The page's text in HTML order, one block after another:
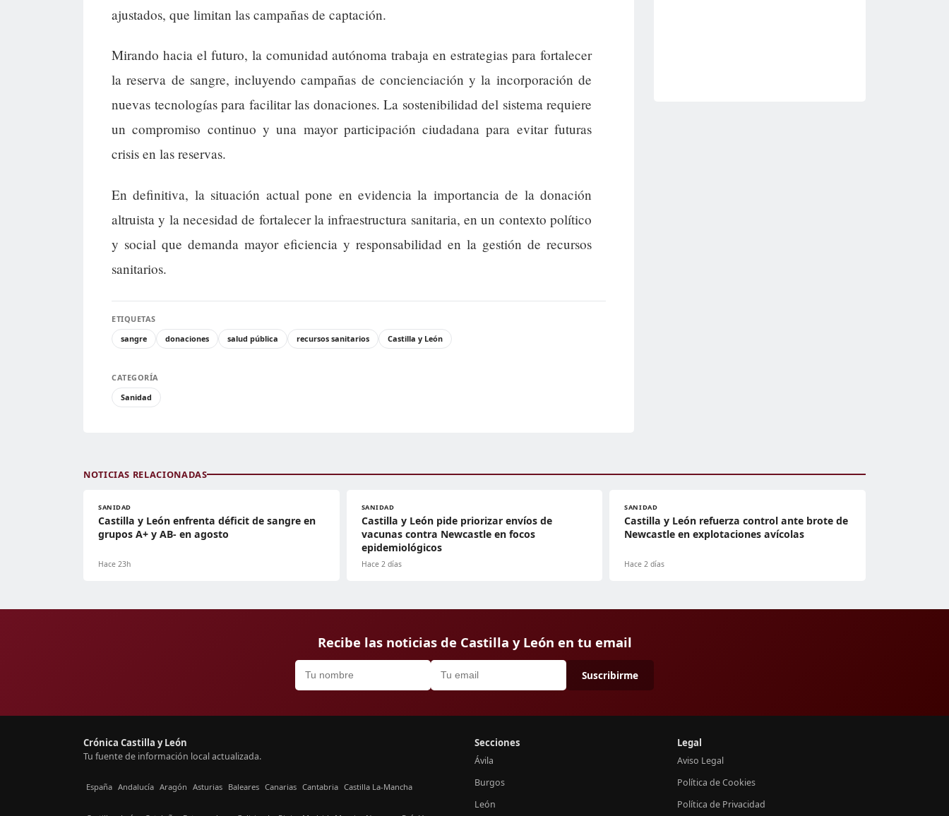
ajustados, que limitan las campañas de captación.
Mirando hacia el futuro, la comunidad autónoma trabaja en estrategias para fortalecer
la reserva de sangre, incluyendo campañas de concienciación y la incorporación de
nuevas tecnologías para facilitar las donaciones. La sostenibilidad del sistema requiere
un compromiso continuo y una mayor participación ciudadana para evitar futuras
crisis en las reservas.
En definitiva, la situación actual pone en evidencia la importancia de la donación
altruista y la necesidad de fortalecer la infraestructura sanitaria, en un contexto político
y social que demanda mayor eficiencia y responsabilidad en la gestión de recursos
sanitarios.
ETIQUETAS
sangre
donaciones salud pública recursos sanitarios Castilla y León
CATEGORÍA
Sanidad
NOTICIAS RELACIONADAS
SANIDAD
Castilla y León enfrenta déficit de sangre en
grupos A+ y AB- en agosto
Hace 23h
SANIDAD
Castilla y León pide priorizar envíos de
vacunas contra Newcastle en focos
epidemiológicos
Hace 2 días
SANIDAD
Castilla y León refuerza control ante brote de
Newcastle en explotaciones avícolas
Hace 2 días
Recibe las noticias de Castilla y León en tu email
Suscribirme
Crónica Castilla y León
Tu fuente de información local actualizada.
España Andalucía Aragón Asturias Baleares Canarias Cantabria Castilla La-Mancha
Secciones
Ávila
Burgos
León
Legal
Aviso Legal
Política de Cookies
Política de Privacidad